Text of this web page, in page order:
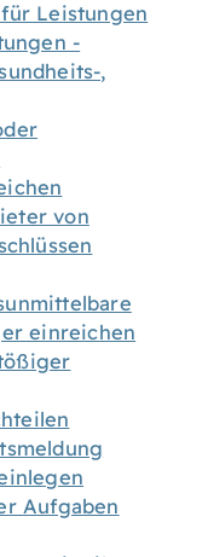
Leistungen
-
,
von
einreichen
Aufgaben